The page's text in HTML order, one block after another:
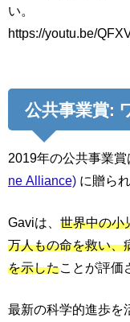
い。
https://youtu.be/
公共事業賞:
2019年の公共事業賞
ne Alliance) に贈ら
Gaviは、 世界中の小
万人もの命を救い、
を示した ことが評価
最新の科学的進歩を